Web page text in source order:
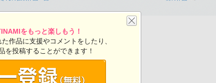
をもっと楽しもう！
作品に支援やコメントをしたり、
を投稿することができます！